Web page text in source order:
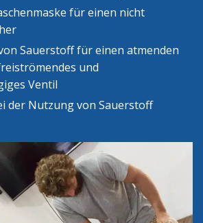
für einen nicht
Sauerstoff für einen atmenden
und
Ventil
der Nutzung von Sauerstoff